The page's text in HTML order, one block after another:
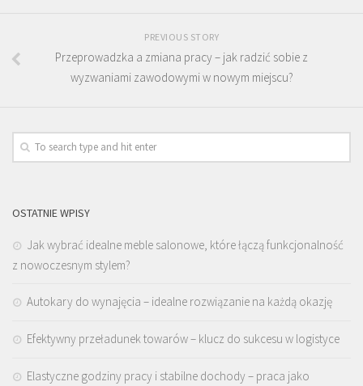
PREVIOUS STORY
Przeprowadzka a zmiana pracy – jak radzić sobie z
wyzwaniami zawodowymi w nowym miejscu?
OSTATNIE WPISY
Jak wybrać idealne meble salonowe, które łączą funkcjonalność
z nowoczesnym stylem?
Autokary do wynajęcia – idealne rozwiązanie na każdą okazję
Efektywny przeładunek towarów – klucz do sukcesu w logistyce
Elastyczne godziny pracy i stabilne dochody – praca jako